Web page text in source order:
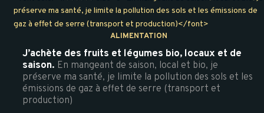
préserve ma santé, je limite la pollution des sols et les émissions de
gaz à effet de serre (transport et production)</font>
ALIMENTATION
J’achète des fruits et légumes bio, locaux et de
saison. En mangeant de saison, local et bio, je
préserve ma santé, je limite la pollution des sols et les
émissions de gaz à effet de serre (transport et
production)